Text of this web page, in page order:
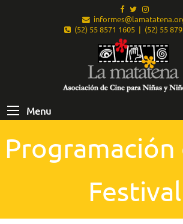
(52) 55 8571 1605 | (52) 55
Menu
Programación
Festival